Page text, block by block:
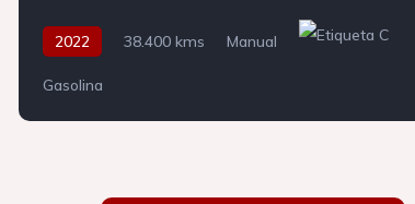
2022 38.400 kms Manual
Gasolina